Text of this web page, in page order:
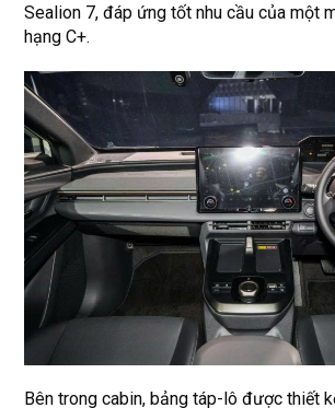
Sealion 7, đáp ứng tốt nhu cầu của một
hạng C+.
Bên trong cabin, bảng táp-lô được thiết